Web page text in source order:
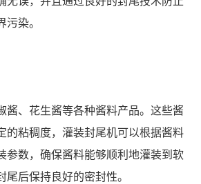
染。
酱、花生酱等各种酱料产品。这些酱
的粘稠度，灌装封尾机可以根据酱料
参数，确保酱料能够顺利地灌装到软
尾后保持良好的密封性。